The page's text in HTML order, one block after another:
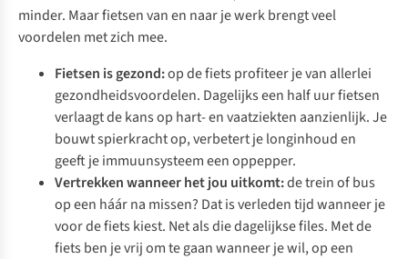
minder. Maar fietsen van en naar je werk brengt veel
voordelen met zich mee.
Fietsen is gezond:op de fiets profiteer je van allerlei
gezondheidsvoordelen. Dagelijks een half uur fietsen
verlaagt de kans op hart- en vaatziekten aanzienlijk. Je
bouwt spierkracht op, verbetert je longinhoud en
geeft je immuunsysteem een oppepper.
Vertrekken wanneer het jou uitkomt:de trein of bus
op een háár na missen? Dat is verleden tijd wanneer je
voor de fiets kiest. Net als die dagelijkse files. Met de
fiets ben je vrij om te gaan wanneer je wil, op een